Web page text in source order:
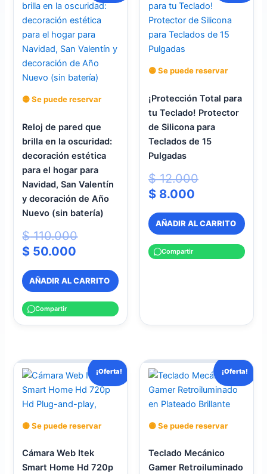
🟡 Se puede reservar
Reloj de pared que
brilla en la oscuridad:
decoración estética
para el hogar para
Navidad, San Valentín
y decoración de Año
Nuevo (sin batería)
$110.000
original
era:
$ 110.000.
$ 50.000
actual
es:
$ 50.000.
AÑADIR AL CARRITO
Compartir
🟡 Se puede reservar
¡Protección Total para
tu Teclado! Protector
de Silicona para
Teclados de 15
Pulgadas
$12.000
original
era:
$ 8.000
actual
es:
AÑADIR AL CARRITO
Compartir
¡Oferta!
🟡 Se puede reservar
Cámara Web Itek
Smart Home Hd 720p
El
precio
original
era:
$ 140.000.
El
precio
actual
es:
$ 99.999.
¡Oferta!
🟡 Se puede reservar
Teclado Mecánico
Gamer Retroiluminado
El
precio
original
$ 65.000.
El
precio
actual
$ 46.000.